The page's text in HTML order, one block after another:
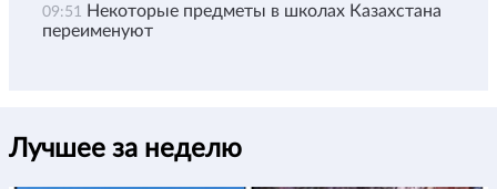
09:51 Некоторые предметы в школах Казахстана
переименуют
Лучшее за неделю